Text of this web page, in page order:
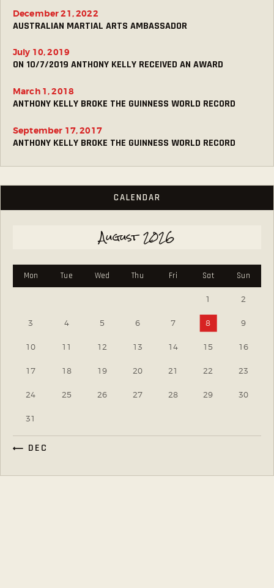
AUSTRALIAN MARTIAL ARTS AMBASSADOR
December 21, 2022
ON 10/7/2019 ANTHONY KELLY RECEIVED AN AWARD
July 10, 2019
ANTHONY KELLY BROKE THE GUINNESS WORLD RECORD
March 1, 2018
ANTHONY KELLY BROKE THE GUINNESS WORLD RECORD
September 17, 2017
CALENDAR
August 2026
Mon Tue Wed Thu Fri Sat Sun
1 2
3 4 5 6 7 8 9
10 11 12 13 14 15 16
17 18 19 20 21 22 23
24 25 26 27 28 29 30
31
« DEC